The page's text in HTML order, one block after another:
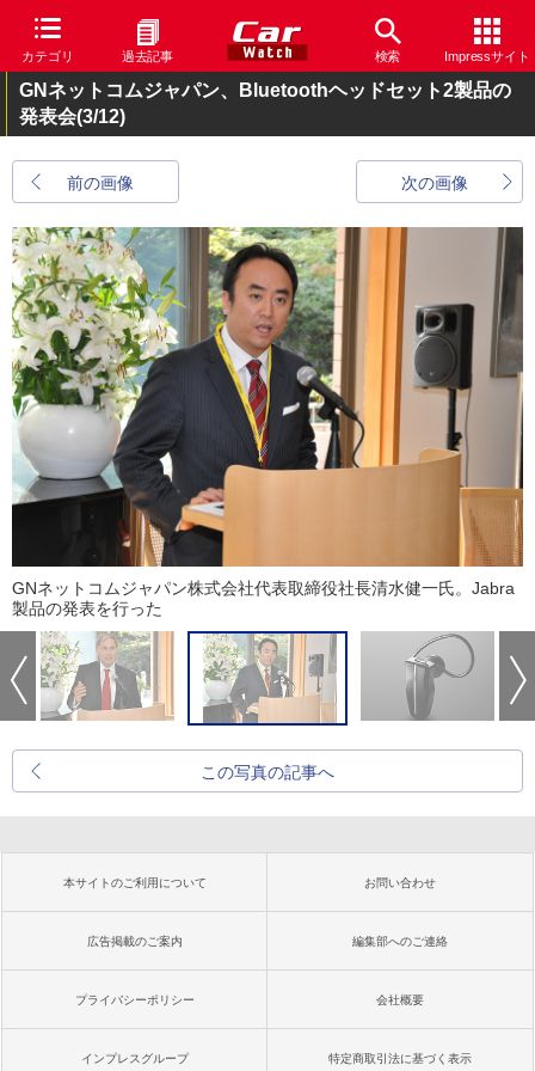
カテゴリ 過去記事 検索 Impressサイト
GNネットコムジャパン、Bluetoothヘッドセット2製品の
発表会(3/12)
前の画像 次の画像
GNネットコムジャパン株式会社代表取締役社長清水健一氏。Jabra
製品の発表を行った
この写真の記事へ
本サイトのご利用について お問い合わせ
広告掲載のご案内 編集部へのご連絡
プライバシーポリシー 会社概要
インプレスグループ 特定商取引法に基づく表示